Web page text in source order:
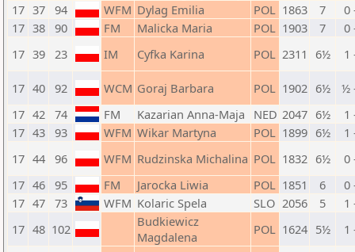
17 37 94 WFM Dylag Emilia POL 1863 7
0
17 38 90 FM Malicka Maria POL 1903 7
0
17 39 23 IM Cyfka Karina POL 2311 6½ 1
17 40 92 WCM Goraj Barbara POL 1902 6½
½
17 42 74 FM Kazarian Anna-Maja NED 2047 6½
1
17 43 93 WFM Wikar Martyna POL 1899 6½
1
17 44 96 WFM Rudzinska Michalina POL 1832 6½
0
17 46 95 FM Jarocka Liwia POL 1851 6
0
17 47 73 WFM Kolaric Spela SLO 2056 5
1
17 48 102
Budkiewicz
Magdalena
POL 1624 5½ 1